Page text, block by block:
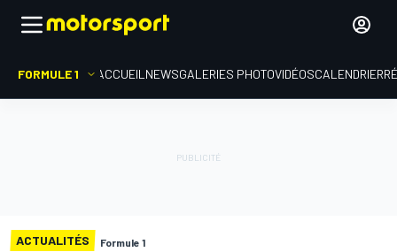
FORMULE 1 ACCUEIL NEWSGALERIES PHOTOVIDÉOSCALENDRIER
ACTUALITÉS Formule 1